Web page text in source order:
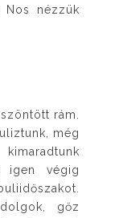
Nos nézzük
rám.
még
igen végig
gőz